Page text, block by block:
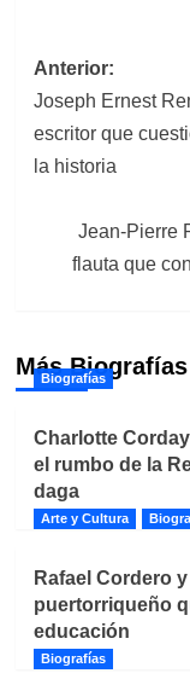
de
entradas
Anterior:
Joseph Ernest
escritor que
la historia
Jean-Pierre
flauta que
Más Biografías
Biografías
Charlotte
el rumbo de la
daga
Arte y Cultura
Rafael Cordero
puertorriqueño
educación
Biografías